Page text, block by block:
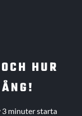
HUR
3 minuter starta